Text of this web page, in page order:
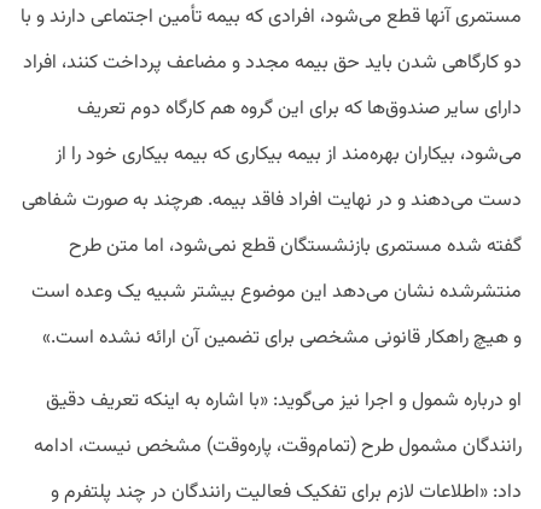
مستمری آنها قطع می‌شود، افرادی که بیمه تأمین اجتماعی دارند و با
دو کارگاهی شدن باید حق بیمه مجدد و مضاعف پرداخت کنند، افراد
دارای سایر صندوق‌ها که برای این گروه هم کارگاه دوم تعریف
می‌شود، بیکاران بهره‌مند از بیمه بیکاری که بیمه بیکاری خود را از
دست می‌دهند و در نهایت افراد فاقد بیمه. هرچند به صورت شفاهی
گفته شده مستمری بازنشستگان قطع نمی‌شود، اما متن طرح
منتشرشده نشان می‌دهد این موضوع بیشتر شبیه یک وعده است
و هیچ راهکار قانونی مشخصی برای تضمین آن ارائه نشده است.»
او درباره شمول و اجرا نیز می‌گوید: «با اشاره به اینکه تعریف دقیق
رانندگان مشمول طرح (تمام‌وقت، پاره‌وقت) مشخص نیست، ادامه
داد: «اطلاعات لازم برای تفکیک فعالیت رانندگان در چند پلتفرم و